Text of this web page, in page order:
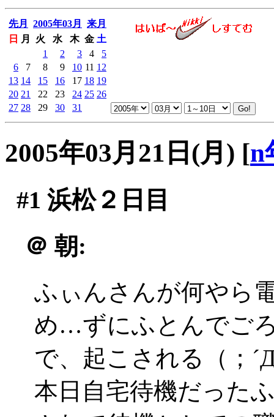
先月 2005年03月
来月
日
月 火 水 木 金 土
1
2 3 4
5
6
7 8 9 10 11 12
13 14 15 16 17 18 19
20 21 22 23 24 25 26
27 28 29 30 31
2005年03月21日(月) [n
#1 浜松２日目
＠ 朝:
ふぃんさんが何やら
め…ずにふとんでご
で、起こされる（；
本日自宅待機だった